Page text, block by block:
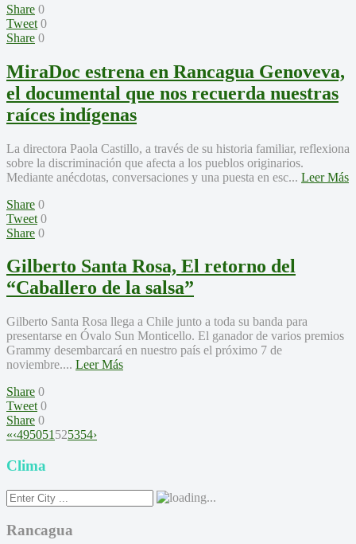
Share 0
Tweet 0
Share 0
MiraDoc estrena en Rancagua Genoveva,
el documental que nos recuerda nuestras
raíces indígenas
La directora Paola Castillo, a través de su historia familiar, reflexiona
sobre la discriminación que afecta a los pueblos originarios.
Mediante anécdotas, conversaciones y una puesta en esc... Leer Más
Share 0
Tweet 0
Share 0
Gilberto Santa Rosa, El retorno del
“Caballero de la salsa”
Gilberto Santa Rosa llega a Chile junto a toda su banda para
presentarse en Óvalo Sun Monticello. El ganador de varios premios
Grammy desembarcará en nuestro país el próximo 7 de
noviembre.... Leer Más
Share 0
Tweet 0
Share 0
«‹495051 525354›
Clima
Rancagua